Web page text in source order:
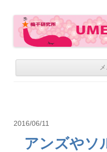
WE LOVE UMEBOSHI
2016/06/11
アンズやソ